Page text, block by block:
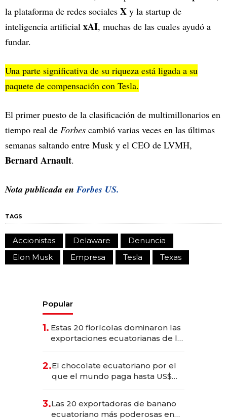
la plataforma de redes sociales X y la startup de
inteligencia artificial xAI, muchas de las cuales ayudó a
fundar.
Una parte significativa de su riqueza está ligada a su
paquete de compensación con Tesla.
El primer puesto de la clasificación de multimillonarios en
tiempo real de Forbes cambió varias veces en las últimas
semanas saltando entre Musk y el CEO de LVMH,
Bernard Arnault.
Nota publicada enForbes US.
TAGS
Accionistas Delaware
Denuncia
Elon Musk
Empresa Tesla Texas
Popular
1. Estas 20 florícolas dominaron las
exportaciones ecuatorianas de la
2.El chocolate ecuatoriano por el
que el mundo paga hasta US$
3.Las 20 exportadoras de banano
ecuatoriano más poderosas en